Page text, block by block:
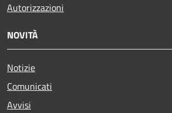
Autorizzazioni
NOVITÀ
Notizie
Comunicati
Avvisi